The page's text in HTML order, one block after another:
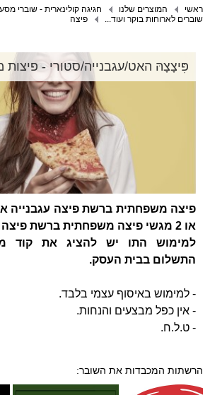
ראשי המוצרים שלנו
חגיגה קולינארית - שוברי
שוברים לארוחות בוקר ועוד...
פיצה
פִּיצָצָהּ האט/עגבנייה/סטורי -
פיצה משפחתית ברשת פיצה עגבנייה
או 2 מגשי פיצה משפחתית ברשת פיצה סטורי.
למימוש התו יש להציג את קוד
התשלום בבית העסק.
- למימוש באיסוף עצמי בלבד.
- אין כפל מבצעים והנחות.
- ט.ל.ח.
הרשתות המכבדות את השובר: